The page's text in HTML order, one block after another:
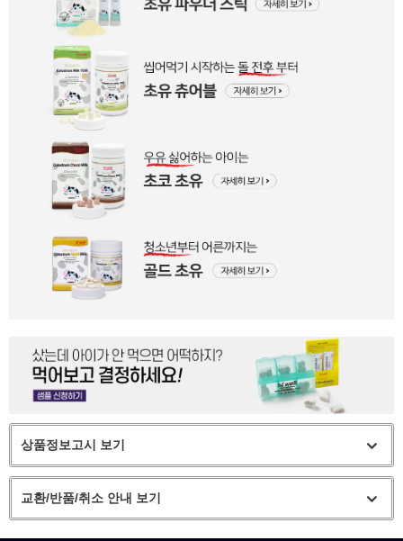
상품정보고시 보기
교환/반품/취소 안내 보기